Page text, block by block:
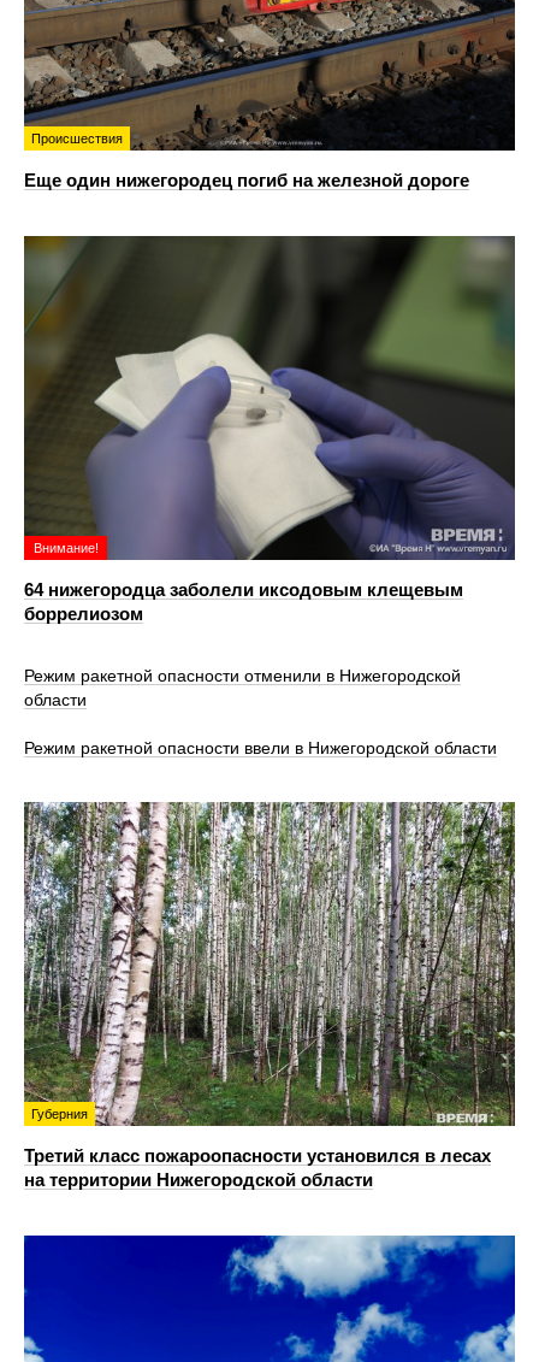
Происшествия
Еще один нижегородец погиб на железной дороге
Внимание!
64 нижегородца заболели иксодовым клещевым
боррелиозом
Режим ракетной опасности отменили в Нижегородской
области
Режим ракетной опасности ввели в Нижегородской области
Губерния
Третий класс пожароопасности установился в лесах
на территории Нижегородской области